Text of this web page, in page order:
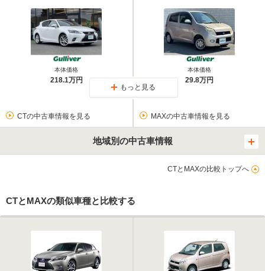
本体価格
218.1万円
本体価格
29.8万円
もっと見る
CTの中古車情報を見る MAXの中古車情報を見る
地域別の中古車情報
CTとMAXの比較トップへ
CTとMAXの類似車種と比較する